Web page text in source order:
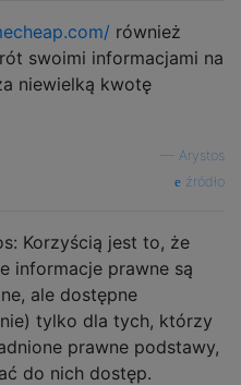
również
swoimi informacjami na
niewielką kwotę
Arystos
źródło
Korzyścią jest to, że
informacje prawne są
ale dostępne
tylko dla tych, którzy
prawne podstawy,
do nich dostęp.